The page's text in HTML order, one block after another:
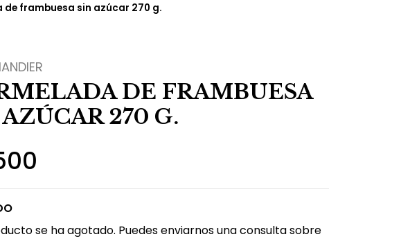
de frambuesa sin azúcar 270 g.
DE FRAMBUESA
270 G.
se ha agotado. Puedes enviarnos una consulta sobre